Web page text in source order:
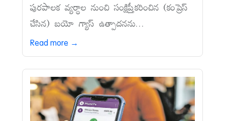
పురపాలక వ్యర్థాల నుంచి సంక్షిప్తీకరించిన (కంప్రెస్‌
చేసిన) బయో గ్యాస్‌ ఉత్పాదనను...
Read more →